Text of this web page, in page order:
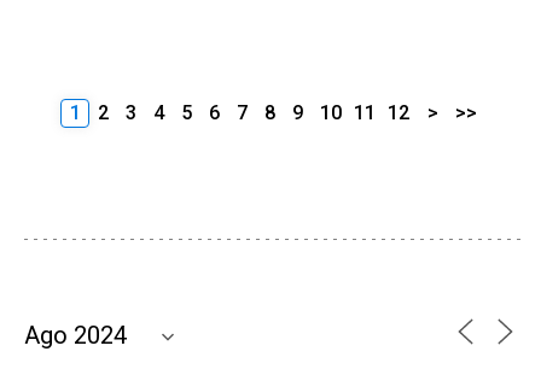
1 2 3 4 5 6 7 8 9 10 11 12 > >>